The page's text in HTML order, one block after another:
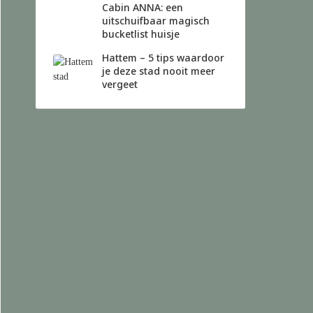
Cabin ANNA: een
uitschuifbaar magisch
bucketlist huisje
Hattem – 5 tips waardoor
je deze stad nooit meer
vergeet